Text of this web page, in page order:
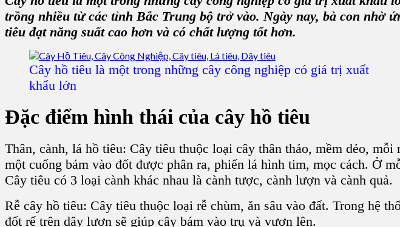
trồng nhiều từ các tỉnh Bắc Trung bộ trở vào. Ngày nay, bà con nhờ
tiêu đạt năng suất cao hơn và có chất lượng tốt hơn.
Cây hồ tiêu là một trong những cây công nghiệp có giá trị xuất
khẩu lớn
Đặc điểm hình thái của cây hồ tiêu
Thân, cành, lá hồ tiêu: Cây tiêu thuộc loại cây thân thảo, mềm dẻo, mỗi
một cuống bám vào đốt được phân ra, phiến lá hình tim, mọc cách. Ở
Cây tiêu có 3 loại cành khác nhau là cành tược, cành lượn và cành quả.
Rễ cây hồ tiêu: Cây tiêu thuộc loại rễ chùm, ăn sâu vào đất. Trong hệ
đốt rể trên dây lươn sẽ giúp cây bám vào trụ và vươn lên.